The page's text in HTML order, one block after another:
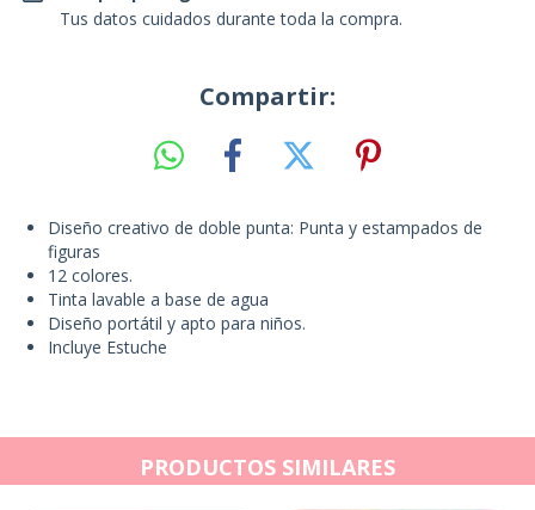
Tus datos cuidados durante toda la compra.
Compartir:
Diseño creativo de doble punta: Punta y estampados de
figuras
12 colores.
Tinta lavable a base de agua
Diseño portátil y apto para niños.
Incluye Estuche
PRODUCTOS SIMILARES